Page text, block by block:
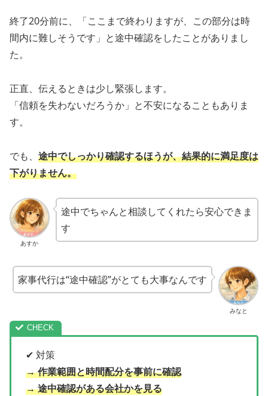
終了20分前に、「ここまで終わりますが、この部分は時
間内に難しそうです」と途中確認をしたことがありまし
た。
正直、伝えるときは少し緊張します。
「信頼を失わないだろうか」と不安になることもありま
す。
でも、 途中でしっかり確認するほうが、結果的に満足度は
下がりません。
あすか
途中でちゃんと相談してくれたら安心できま
す
みなと
家事代行は“途中確認”がとても大事なんです
✔ 対策
→ 作業範囲と時間配分を事前に確認
→ 途中確認がある会社かを見る